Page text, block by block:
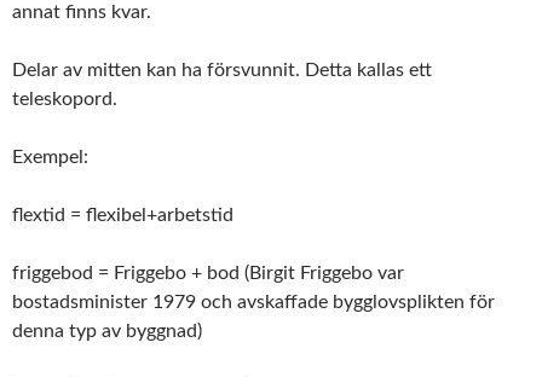
annat finns kvar.
Delar av mitten kan ha försvunnit. Detta kallas ett
teleskopord.
Exempel:
flextid = flexibel+arbetstid
friggebod = Friggebo + bod (Birgit Friggebo var
bostadsminister 1979 och avskaffade bygglovsplikten för
denna typ av byggnad)